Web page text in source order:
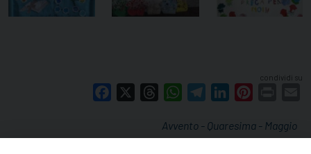
condividi su
Facebook ThreadsWhatsAppTelegramLinkedIn
Avvento - Quaresima - Maggio